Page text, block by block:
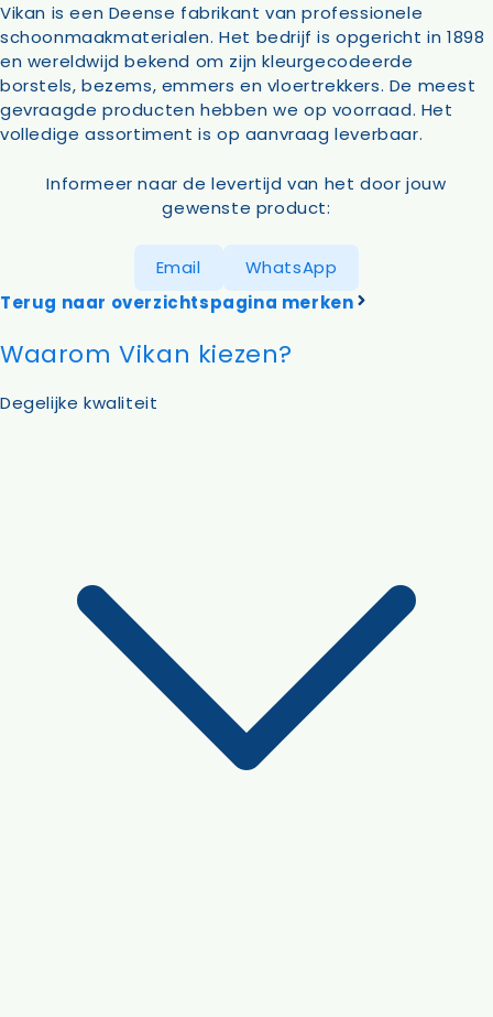
Vikan is een Deense fabrikant van professionele
schoonmaakmaterialen. Het bedrijf is opgericht in 1898
en wereldwijd bekend om zijn kleurgecodeerde
borstels, bezems, emmers en vloertrekkers. De meest
gevraagde producten hebben we op voorraad. Het
volledige assortiment is op aanvraag leverbaar.
Informeer naar de levertijd van het door jouw
gewenste product:
Email
WhatsApp
Terug naar overzichtspagina merken
Waarom Vikan kiezen?
Degelijke kwaliteit